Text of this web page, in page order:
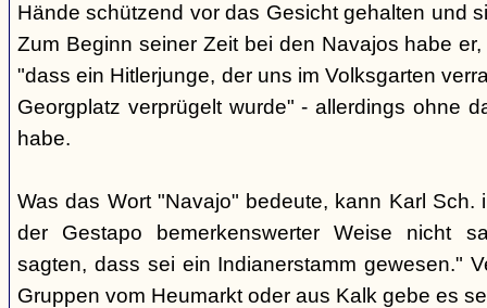
Hände schützend vor das Gesicht gehalten und
Zum Beginn seiner Zeit bei den Navajos habe
"dass ein Hitlerjunge, der uns im Volksgarten
Georgplatz verprügelt wurde" - allerdings ohne
habe.
Was das Wort "Navajo" bedeute, kann Karl Sch.
der Gestapo bemerkenswerter Weise nicht
sagten, dass sei ein Indianerstamm gewesen."
Gruppen vom Heumarkt oder aus Kalk gebe es